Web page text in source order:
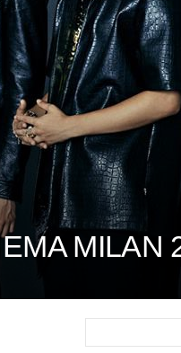
EMA MILAN